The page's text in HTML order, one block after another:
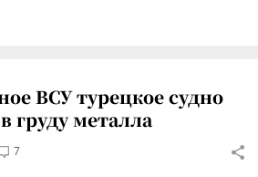
ВСУ турецкое судно
груду металла
7